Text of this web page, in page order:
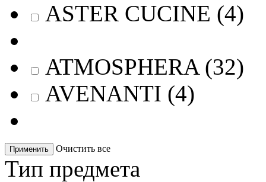
ASTER CUCINE (4)
ATMOSPHERA (32)
AVENANTI (4)
Применить Очистить все
Тип предмета